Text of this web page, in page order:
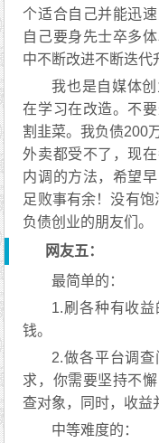
个适合自己并能迅
自己要身先士卒多
中不断改进不断迭代
我也是自媒体
在学习在改造。不
割韭菜。我负债200
外卖都受不了，现
内调的方法，希望
足败事有余！没有
负债创业的朋友们。
网友五：
最简单的：
1.刷各种有收
钱。
2.做各平台调
求，你需要坚持不
查对象，同时，收益
中等难度的：